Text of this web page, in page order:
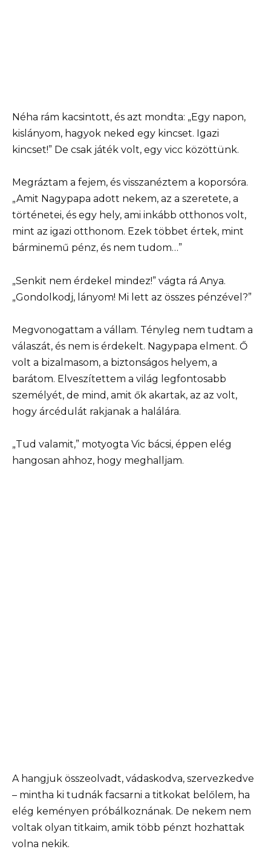
Néha rám kacsintott, és azt mondta: „Egy napon,
kislányom, hagyok neked egy kincset. Igazi
kincset!” De csak játék volt, egy vicc közöttünk.
Megráztam a fejem, és visszanéztem a koporsóra.
„Amit Nagypapa adott nekem, az a szeretete, a
történetei, és egy hely, ami inkább otthonos volt,
mint az igazi otthonom. Ezek többet értek, mint
bárminemű pénz, és nem tudom…”
„Senkit nem érdekel mindez!” vágta rá Anya.
„Gondolkodj, lányom! Mi lett az összes pénzével?”
Megvonogattam a vállam. Tényleg nem tudtam a
válaszát, és nem is érdekelt. Nagypapa elment. Ő
volt a bizalmasom, a biztonságos helyem, a
barátom. Elveszítettem a világ legfontosabb
személyét, de mind, amit ők akartak, az az volt,
hogy árcédulát rakjanak a halálára.
„Tud valamit,” motyogta Vic bácsi, éppen elég
hangosan ahhoz, hogy meghalljam.
A hangjuk összeolvadt, vádaskodva, szervezkedve
– mintha ki tudnák facsarni a titkokat belőlem, ha
elég keményen próbálkoznának. De nekem nem
voltak olyan titkaim, amik több pénzt hozhattak
volna nekik.